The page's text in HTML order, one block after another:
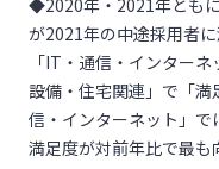
◆2020年・2021年とも
が2021年の中途採用者
「IT・通信・インター
設備・住宅関連」で「
信・インターネット」で
満足度が対前年比で最も